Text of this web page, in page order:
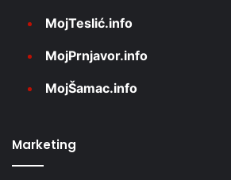
MojTeslić.info
MojPrnjavor.info
MojŠamac.info
Marketing